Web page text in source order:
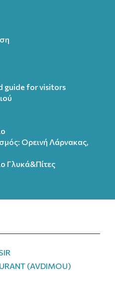
guide for visitors
Ορεινή Λάρνακας,
Γλυκά&Πίτες
(AVDIMOU)